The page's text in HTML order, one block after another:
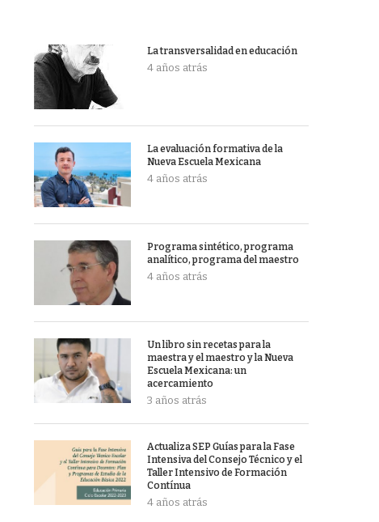
La transversalidad en educación
4 años atrás
La evaluación formativa de la
Nueva Escuela Mexicana
4 años atrás
Programa sintético, programa
analítico, programa del maestro
4 años atrás
Un libro sin recetas para la
maestra y el maestro y la Nueva
Escuela Mexicana: un
acercamiento
3 años atrás
Actualiza SEP Guías para la Fase
Intensiva del Consejo Técnico y el
Taller Intensivo de Formación
Contínua
4 años atrás